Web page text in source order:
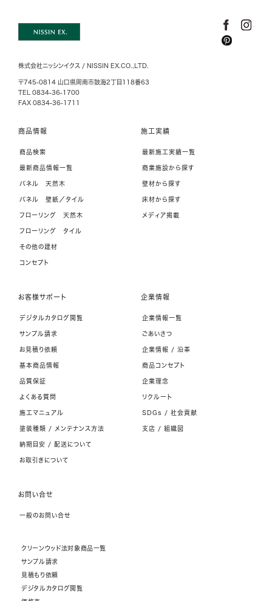
株式会社ニッシンイクス / NISSIN EX.CO.,LTD.
〒745-0814 山口県周南市鼓海2丁目118番63
TEL 0834-36-1700
FAX 0834-36-1711
商品情報
商品検索
最新商品情報一覧
パネル 天然木
パネル 壁紙／タイル
フローリング 天然木
フローリング タイル
その他の建材
コンセプト
施工実績
最新施工実績一覧
商業施設から探す
壁材から探す
床材から探す
メディア掲載
お客様サポート
デジタルカタログ閲覧
サンプル請求
お見積り依頼
基本商品情報
品質保証
よくある質問
施工マニュアル
塗装種類 / メンテナンス方法
納期目安 / 配送について
お取引きについて
企業情報
企業情報一覧
ごあいさつ
企業情報 / 沿革
商品コンセプト
企業理念
リクルート
SDGs / 社会貢献
支店 / 組織図
お問い合せ
一般のお問い合せ
クリーンウッド法対象商品一覧
サンプル請求
見積もり依頼
デジタルカタログ閲覧